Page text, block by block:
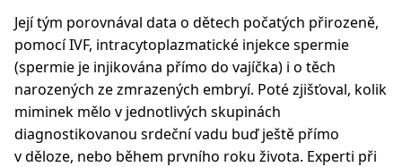
Její tým porovnával data o dětech počatých přirozeně,
pomocí IVF, intracytoplazmatické injekce spermie
(spermie je injikována přímo do vajíčka) i o těch
narozených ze zmrazených embryí. Poté zjišťoval, kolik
miminek mělo v jednotlivých skupinách
diagnostikovanou srdeční vadu buď ještě přímo
v děloze, nebo během prvního roku života. Experti při